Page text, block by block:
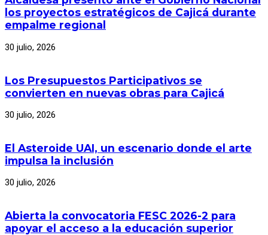
los proyectos estratégicos de Cajicá durante
empalme regional
30 julio, 2026
Los Presupuestos Participativos se
convierten en nuevas obras para Cajicá
30 julio, 2026
El Asteroide UAI, un escenario donde el arte
impulsa la inclusión
30 julio, 2026
Abierta la convocatoria FESC 2026-2 para
apoyar el acceso a la educación superior